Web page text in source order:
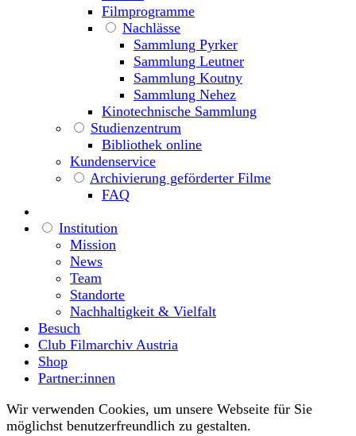
Filmprogramme
Nachlässe
Sammlung Pyrker
Sammlung Leutner
Sammlung Koutny
Sammlung Nehez
Kinotechnische Sammlung
Studienzentrum
Bibliothek online
Kundenservice
Archivierung geförderter Filme
FAQ
Institution
Mission
News
Team
Standorte
Nachhaltigkeit & Vielfalt
Besuch
Club Filmarchiv Austria
Shop
Partner:innen
Wir verwenden Cookies, um unsere Webseite für Sie
möglichst benutzerfreundlich zu gestalten.